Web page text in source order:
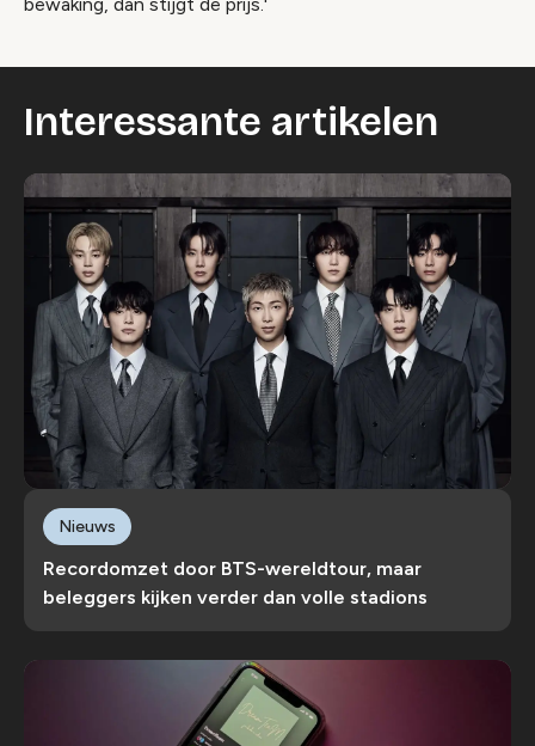
Interessante artikelen
Recordomzet door BTS-wereldtour, maar
beleggers kijken verder dan volle stadions
Nieuws